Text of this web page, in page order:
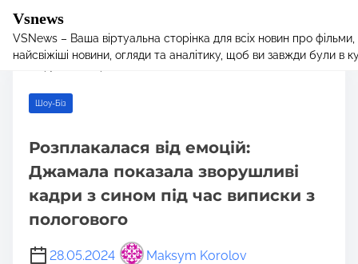
Vsnews
VSNews – Ваша віртуальна сторінка для всіх новин про
найсвіжіші новини, огляди та аналітику, щоб ви завжди були в
Home/Шоу-Біз/ Розплакалася від емоцій: Джамала показала
Шоу-Біз
Розплакалася від емоцій:
Джамала показала зворушливі
кадри з сином під час виписки з
пологового
28.05.2024 Maksym Korolov